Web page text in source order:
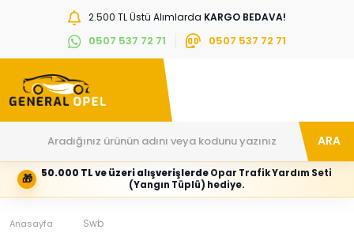
2.500 TL Üstü Alımlarda KARGO BEDAVA!
0507 537 72 71 0507 537 72 71
ARA
🎁 50.000 TL ve üzeri alışverişlerdeOpar Trafik Yardım Seti
(Yangın Tüplü) hediye.
Giriş
veya
Marka,
ve
Anasayfa Swb